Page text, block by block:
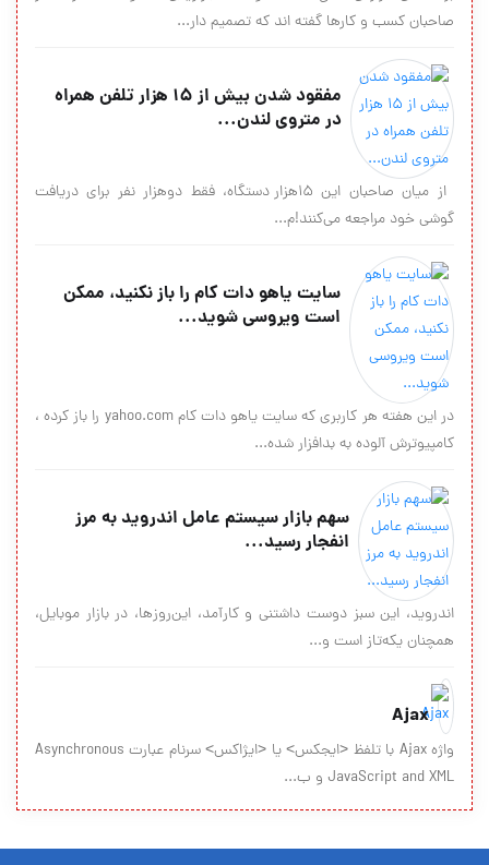
صاحبان کسب و کارها گفته اند که تصمیم دار...
مفقود شدن بیش از 15 هزار تلفن همراه
در متروی لندن...
از میان صاحبان این 15هزار دستگاه، فقط دوهزار نفر برای دریافت
گوشی خود مراجعه می‌کنند!م...
سایت یاهو دات کام را باز نکنید، ممکن
است ویروسی شوید...
در این هفته هر کاربری که سایت یاهو دات کام yahoo.com را باز کرده ،
کامپیوترش آلوده به بدافزار شده...
سهم بازار سیستم عامل اندروید به مرز
انفجار رسید...
اندروید، این سبز دوست داشتنی و کارآمد، این‌روزها، در بازار موبایل،
همچنان یکه‌تاز است و...
Ajax
واژه Ajax با تلفظ <ايجكس> يا <ايژاكس> سرنام عبارت Asynchronous
JavaScript and XML و ب...